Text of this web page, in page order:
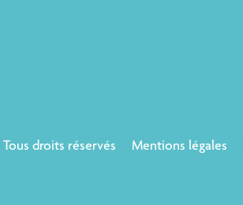
Tous droits réservés Mentions légales